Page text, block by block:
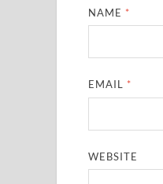
NAME *
EMAIL *
WEBSITE